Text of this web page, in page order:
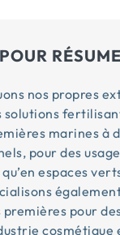
POUR
nos propres
marines à
pour des
espaces
pour
cosmétique